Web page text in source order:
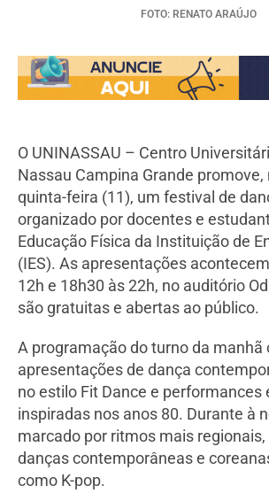
FOTO: RENATO ARAÚJO
O UNINASSAU – Centro
Nassau Campina Grande promove,
quinta-feira (11), um festival de
organizado por docentes e
Educação Física da Instituição de
(IES). As apresentações
12h e 18h30 às 22h, no auditório
são gratuitas e abertas ao público.
A programação do turno da manhã
apresentações de dança
no estilo Fit Dance e performances
inspiradas nos anos 80. Durante à
marcado por ritmos mais
danças contemporâneas e
como K-pop.